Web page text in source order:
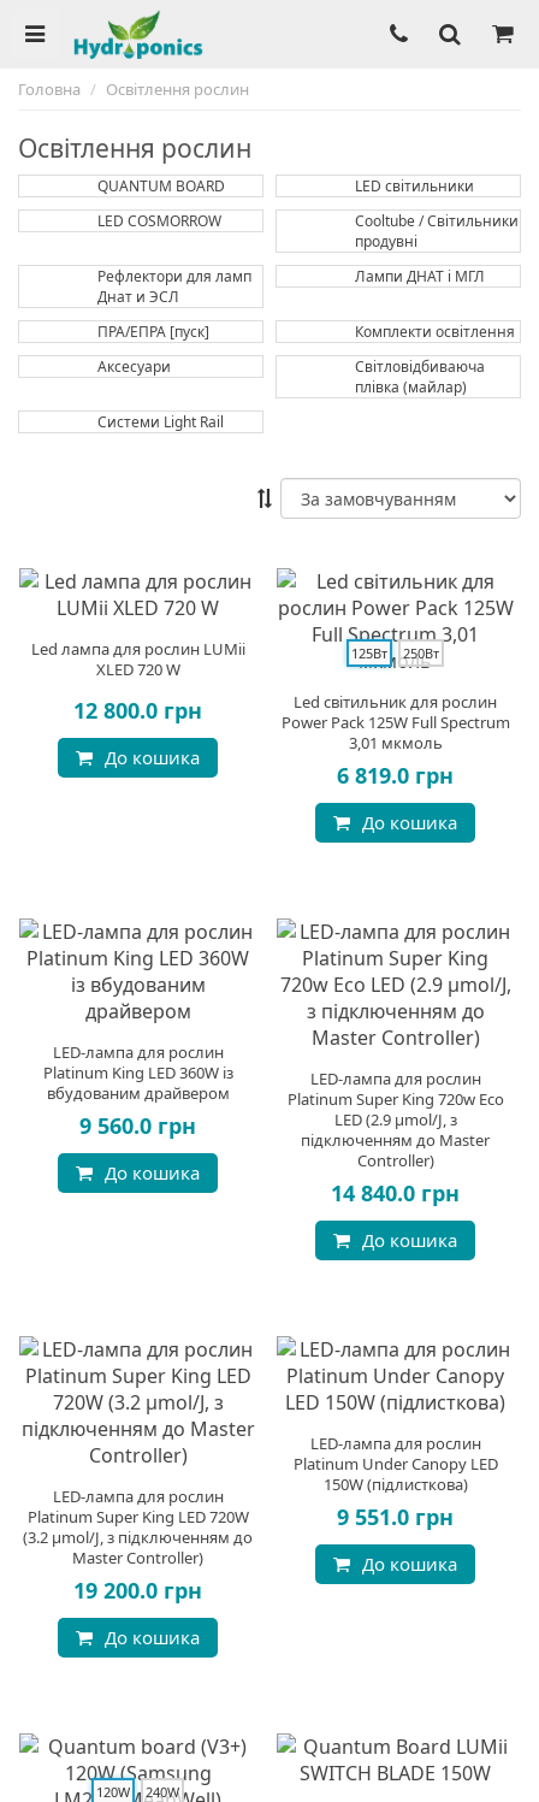
Головна Освітлення рослин
Освітлення рослин
QUANTUM BOARD
LED світильники
LED COSMORROW
Cooltube / Світильники
продувні
Рефлектори для ламп
Днат и ЭСЛ
Лампи ДНАТ і МГЛ
ПРА/ЕПРА [пуск]
Комплекти освітлення
Аксесуари
Світловідбиваюча
плівка (майлар)
Системи Light Rail
Led лампа для рослин LUMii
XLED 720 W
12 800.0 грн
До кошика
125Вт 250Вт
Led світильник для рослин
Power Pack 125W Full Spectrum
3,01 мкмоль
6 819.0 грн
До кошика
LED-лампа для рослин
Platinum King LED 360W із
вбудованим драйвером
9 560.0 грн
До кошика
LED-лампа для рослин
Platinum Super King 720w Eco
LED (2.9 µmol/J, з
підключенням до Master
Controller)
14 840.0 грн
До кошика
LED-лампа для рослин
Platinum Super King LED 720W
(3.2 µmol/J, з підключенням до
Master Controller)
19 200.0 грн
До кошика
LED-лампа для рослин
Platinum Under Canopy LED
150W (підлисткова)
9 551.0 грн
До кошика
120W 240W